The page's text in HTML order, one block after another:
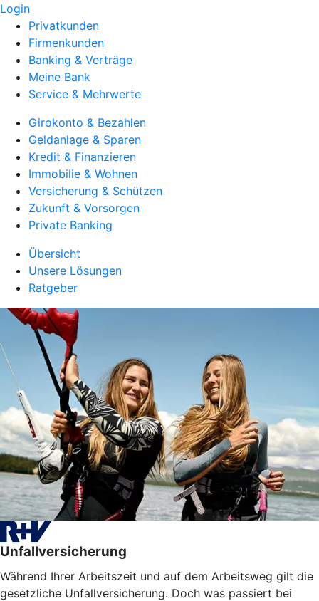
Login
Privatkunden
Firmenkunden
Banking & Verträge
Meine Bank
Service & Mehrwerte
Girokonto & Bezahlen
Geldanlage & Sparen
Kredit & Finanzieren
Immobilie & Wohnen
Versicherung & Schützen
Zukunft & Vorsorgen
Private Banking
Übersicht
Unsere Lösungen
Ratgeber
Unfallversicherung
Während Ihrer Arbeitszeit und auf dem Arbeitsweg gilt die
gesetzliche Unfallversicherung. Doch was passiert bei